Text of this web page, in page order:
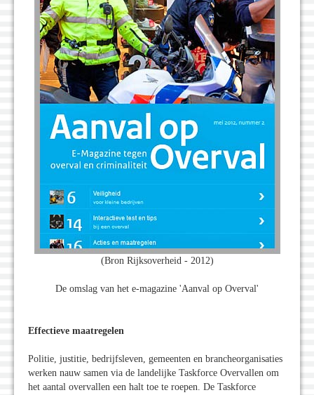
(Bron Rijksoverheid - 2012)
De omslag van het e-magazine 'Aanval op Overval'
Effectieve maatregelen
Politie, justitie, bedrijfsleven, gemeenten en brancheorganisaties
werken nauw samen via de landelijke Taskforce Overvallen om
het aantal overvallen een halt toe te roepen. De Taskforce